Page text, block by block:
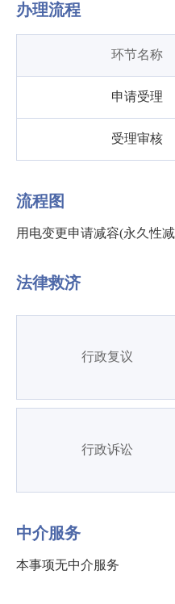
办理流程
环节名称
申请受理
受理审核
流程图
用电变更申请减容(永久性
法律救济
行政复议
行政诉讼
中介服务
本事项无中介服务